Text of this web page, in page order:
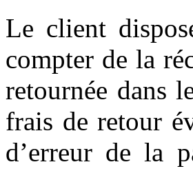
Le client
compter de la
retournée dans
frais de retour
d’erreur de la